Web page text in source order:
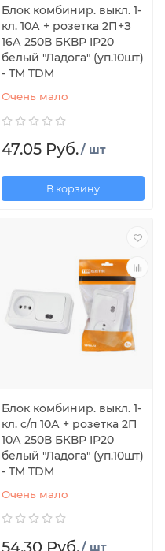
Блок комбинир. выкл. 1-
кл. 10А + розетка 2П+З
16А 250В БКВР IP20
белый "Ладога" (уп.10шт)
- ТМ TDM
Очень мало
47.05 Руб./ шт
В корзину
Блок комбинир. выкл. 1-
кл. с/п 10А + розетка 2П
10А 250В БКВР IP20
белый "Ладога" (уп.10шт)
- TM TDM
Очень мало
54.30 Руб./ шт